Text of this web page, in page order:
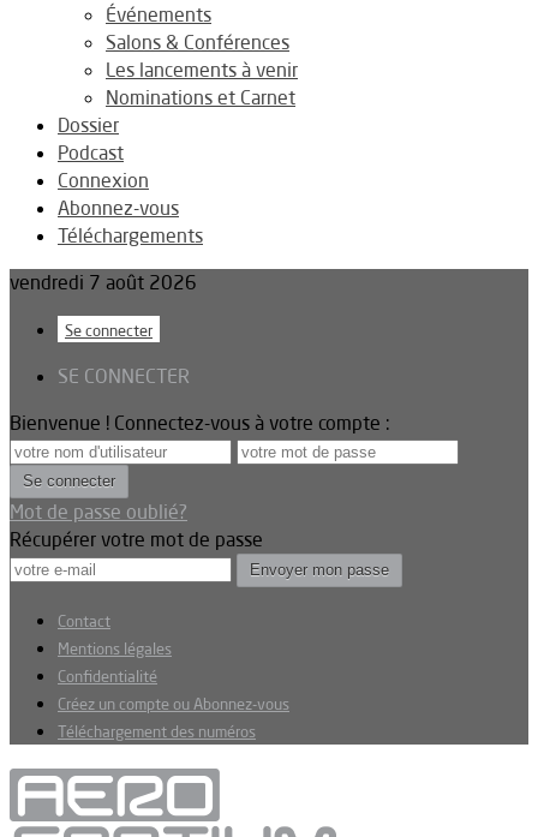
Événements
Salons & Conférences
Les lancements à venir
Nominations et Carnet
Dossier
Podcast
Connexion
Abonnez-vous
Téléchargements
vendredi 7 août 2026
Se connecter
SE CONNECTER
Bienvenue ! Connectez-vous à votre compte :
Mot de passe oublié?
Récupérer votre mot de passe
Contact
Mentions légales
Confidentialité
Créez un compte ou Abonnez-vous
Téléchargement des numéros